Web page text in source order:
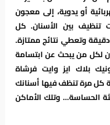
أو يدوية، إلى معجون
تنظيف بين الأسنان. كل
وتعطي نتائج ممتازة.
لكل من يبحث عن ابتسامة
بلاك ايز وايت فرشاة
كل مرة تنظف فيها أسنانك
الحساسة... وتلك الأماكن